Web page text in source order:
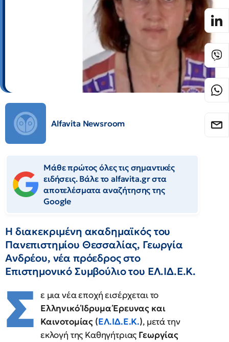
Alfavita Newsroom
Μάθε πρώτος όλες τις σημαντικές
ειδήσεις. Βάλε το alfavita.gr στα
αποτελέσματα αναζήτησης της
Google
Η διακεκριμένη ακαδημαϊκός του
Πανεπιστημίου Θεσσαλίας, Γεωργία
Ανδρέου, νέα πρόεδρος στο
Επιστημονικό Συμβούλιο του ΕΛ.ΙΔ.Ε.Κ.
Σ ε μια νέα εποχή εισέρχεται το
Ελληνικό Ίδρυμα Έρευνας και
Καινοτομίας (ΕΛ.ΙΔ.Ε.Κ.), μετά την
εκλογή της Καθηγήτριας Γεωργίας